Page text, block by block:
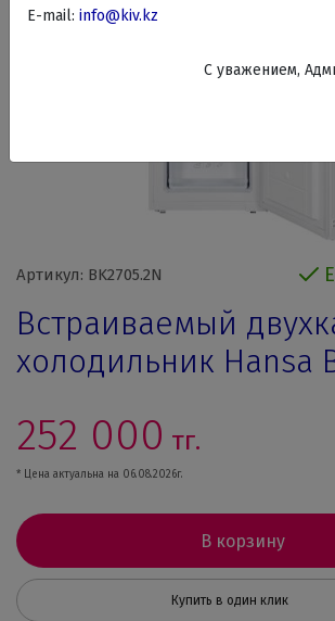
Артикул: BK2705.2N
Встраиваемый
холодильник Hansa
252 000 тг.
* Цена актуальна на 06.08.2026г.
В корзину
Купить в один клик
E-mail: info@kiv.kz
C уважением,